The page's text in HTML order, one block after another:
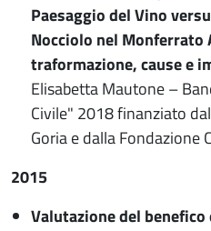
Paesaggio del Vino
Nocciolo nel
traformazione, cause e
Elisabetta Mautone –
Civile" 2018 finanziato
Goria e dalla Fondazione
2015
Valutazione del